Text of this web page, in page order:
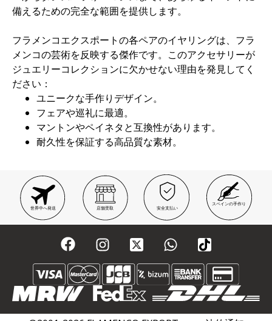
備えるための完全な範囲を提供します。
フラメンコエクスポートの各ペアのイヤリングは、フラ
メンコの芸術を反映する傑作です。このアクセサリーが
ジュエリーコレクションに欠かせない理由を発見してく
ださい：
ユニークな手作りデザイン。
フェアや巡礼に最適。
マントンやペイネタと互換性があります。
耐久性を保証する高品質な素材。
世界中へ発送 店舗受取 安全支払い
スペインの手作り